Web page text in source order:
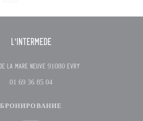
L'Intermède
la Mare Neuve 91080 Evry((открывается в
01 69 36 85 04
БРОНИРОВАНИЕ